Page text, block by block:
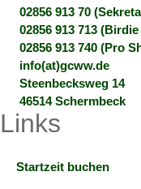
02856 913 70
02856 913 713
02856 913 740 (Pro
info(at)gcww.de
Steenbecksweg 14
46514 Schermbeck
Links
Startzeit buchen